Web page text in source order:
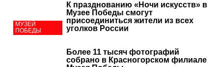
МУЗЕЙ
ПОБЕДЫ
К празднованию «Ночи искусств» в
Музее Победы смогут
присоединиться жители из всех
уголков России
Более 11 тысяч фотографий
собрано в Красногорском филиале